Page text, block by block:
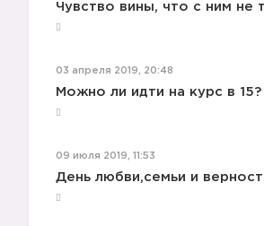
Чувство вины, что с ним не
03 апреля 2019, 20:48
Можно ли идти на курс в 15?
09 июля 2019, 11:53
День любви,семьи и